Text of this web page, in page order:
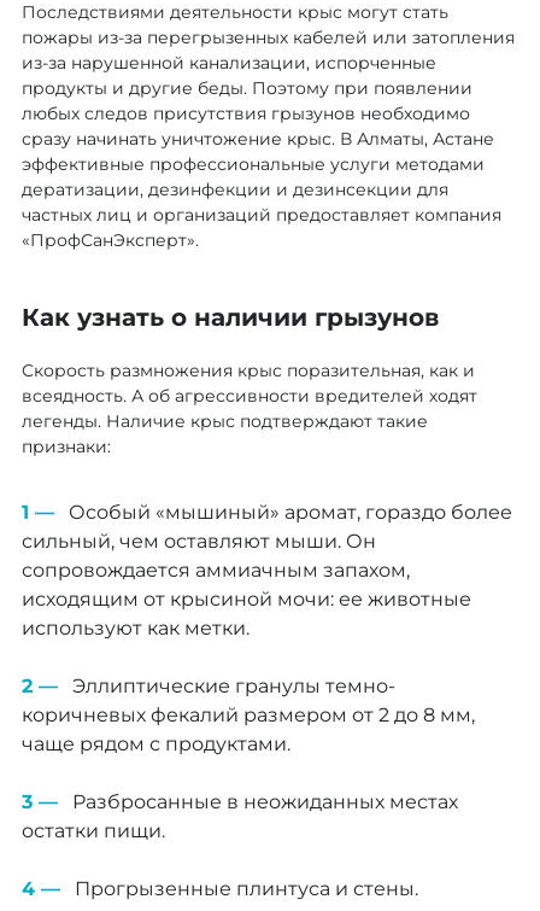
Последствиями деятельности крыс могут стать
пожары из-за перегрызенных кабелей или затопления
из-за нарушенной канализации, испорченные
продукты и другие беды. Поэтому при появлении
любых следов присутствия грызунов необходимо
сразу начинать уничтожение крыс. В Алматы, Астане
эффективные профессиональные услуги методами
дератизации, дезинфекции и дезинсекции для
частных лиц и организаций предоставляет компания
«ПрофСанЭксперт».
Как узнать о наличии грызунов
Скорость размножения крыс поразительная, как и
всеядность. А об агрессивности вредителей ходят
легенды. Наличие крыс подтверждают такие
признаки:
Особый «мышиный» аромат, гораздо более
сильный, чем оставляют мыши. Он
сопровождается аммиачным запахом,
исходящим от крысиной мочи: ее животные
используют как метки.
Эллиптические гранулы темно-
коричневых фекалий размером от 2 до 8 мм,
чаще рядом с продуктами.
Разбросанные в неожиданных местах
остатки пищи.
Прогрызенные плинтуса и стены.